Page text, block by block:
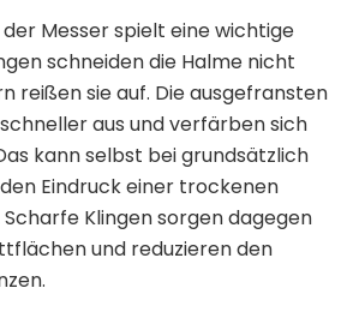
Messer spielt eine wichtige
schneiden die Halme nicht
reißen sie auf. Die ausgefransten
aus und verfärben sich
kann selbst bei grundsätzlich
Eindruck einer trockenen
Klingen sorgen dagegen
und reduzieren den